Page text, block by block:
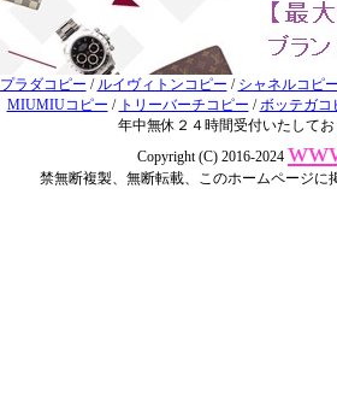
プラダコピー / ルイヴィトンコピー / シャネルコピ
MIUMIUコピー / トリーバーチコピー /ボッテガコ
年中無休２４時間受付いたして
Copyright (C) 2016-2024
禁無断複製、無断転載、このホームページ